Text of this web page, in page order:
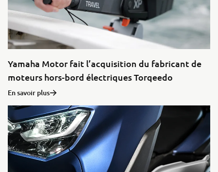
Yamaha Motor fait l’acquisition du fabricant de
moteurs hors-bord électriques Torqeedo
En savoir plus